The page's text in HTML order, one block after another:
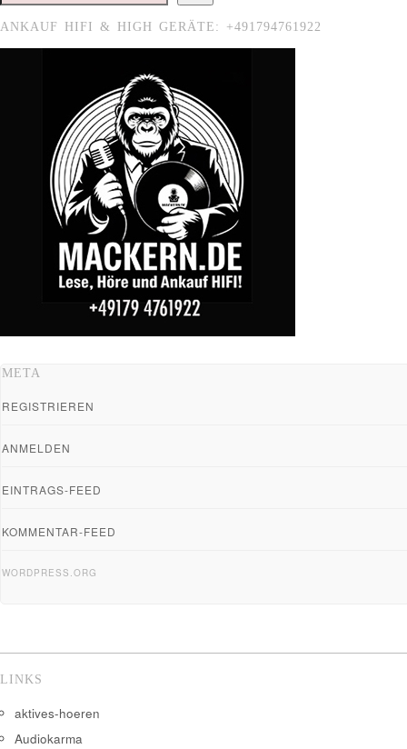
ANKAUF HIFI & HIGH GERÄTE: +491794761922
META
REGISTRIEREN
ANMELDEN
EINTRAGS-FEED
KOMMENTAR-FEED
WORDPRESS.ORG
LINKS
aktives-hoeren
Audiokarma